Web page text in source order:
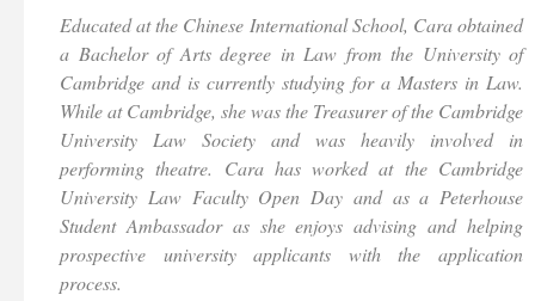
Educated at the Chinese International School, Cara obtained
a Bachelor of Arts degree in Law from the University of
Cambridge and is currently studying for a Masters in Law.
While at Cambridge, she was the Treasurer of the Cambridge
University Law Society and was heavily involved in
performing theatre. Cara has worked at the Cambridge
University Law Faculty Open Day and as a Peterhouse
Student Ambassador as she enjoys advising and helping
prospective university applicants with the application
process.